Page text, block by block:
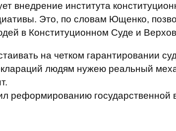
внедрение института
Это, по словам Ющенко,
в Конституционном Суде и
на четком гарантировании
людям нужею реальный
реформированию государственной